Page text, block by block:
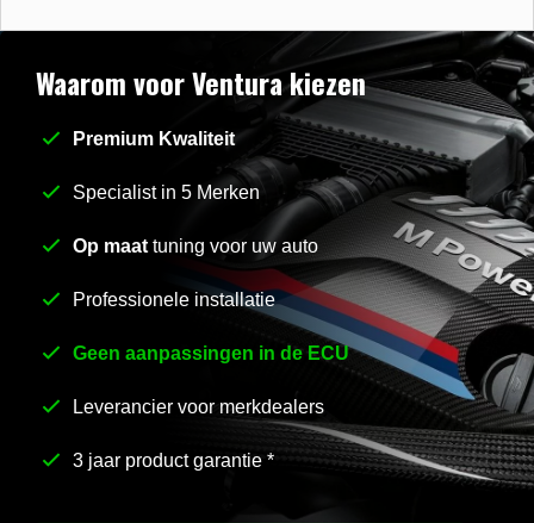
Stel uw vraag*
Waarom voor Ventura kiezen
Premium Kwaliteit
Specialist in 5 Merken
Op maat tuning voor uw auto
Professionele installatie
Geen aanpassingen in de ECU
Leverancier voor merkdealers
3 jaar product garantie *